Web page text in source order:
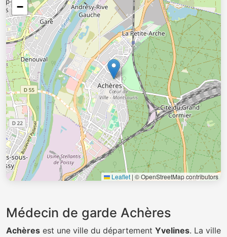
−
Leaflet | © OpenStreetMap contributors
Médecin de garde Achères
Achères est une ville du département Yvelines. La ville